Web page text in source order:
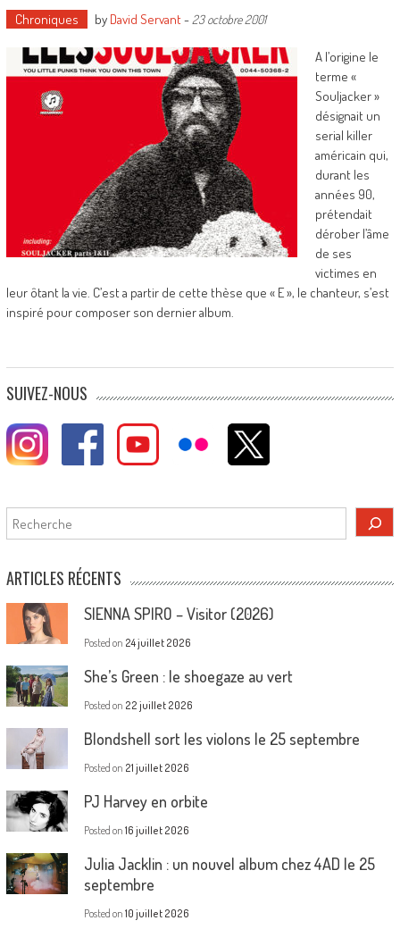
Chroniques by David Servant- 23 octobre 2001
A l’origine le
terme «
Souljacker »
désignait un
serial killer
américain qui,
durant les
années 90,
prétendait
dérober l’âme
de ses
victimes en
leur ôtant la vie. C’est a partir de cette thèse que « E », le chanteur, s’est
inspiré pour composer son dernier album.
SUIVEZ-NOUS
Rechercher
ARTICLES RÉCENTS
SIENNA SPIRO – Visitor (2026)
Posted on 24 juillet 2026
She’s Green : le shoegaze au vert
Posted on 22 juillet 2026
Blondshell sort les violons le 25 septembre
Posted on 21 juillet 2026
PJ Harvey en orbite
Posted on 16 juillet 2026
Julia Jacklin : un nouvel album chez 4AD le 25
septembre
Posted on 10 juillet 2026